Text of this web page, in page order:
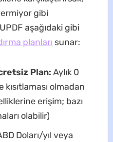
vermiyor gibi
aşağıdaki gibi
ırma planları sunar:
Plan: Aylık 0
olmadan
erişim; bazı
olabilir)
Doları/yıl veya